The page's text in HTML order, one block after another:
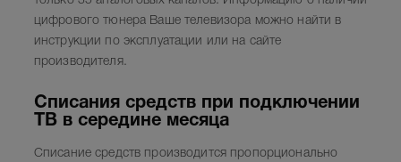
цифрового тюнера Ваше телевизора можно найти в
инструкции по эксплуатации или на сайте
производителя.
Списания средств при подключении
ТВ в середине месяца
Списание средств производится пропорционально